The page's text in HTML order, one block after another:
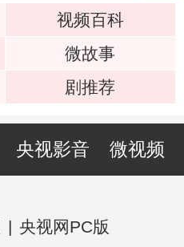
视频百科
微故事
剧推荐
央视影音 微视频
| 央视网PC版